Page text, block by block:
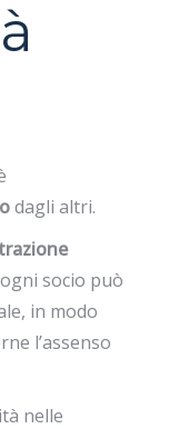
dagli altri.
socio può
in modo
l’assenso
nelle